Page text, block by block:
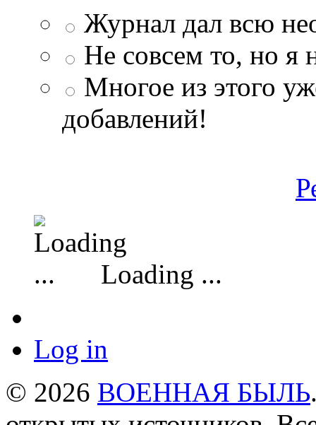
Журнал дал всю
Не совсем то, но я
Многое из этого
добавлений!
Loading ...
Log in
© 2026 ВОЕННАЯ БЫЛЬ